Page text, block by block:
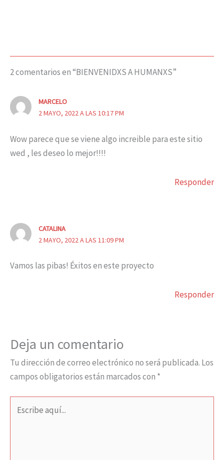
2 comentarios en “BIENVENIDXS A HUMANXS”
MARCELO
2 MAYO, 2022 A LAS 10:17 PM
Wow parece que se viene algo increible para este sitio
wed , les deseo lo mejor!!!!
Responder
CATALINA
2 MAYO, 2022 A LAS 11:09 PM
Vamos las pibas! Éxitos en este proyecto
Responder
Deja un comentario
Tu dirección de correo electrónico no será publicada. Los
campos obligatorios están marcados con *
aquí...